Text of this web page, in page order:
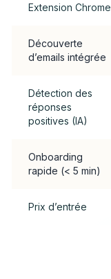
Extension Chrome
Découverte
d’emails intégrée
Détection des
réponses
positives (IA)
Onboarding
rapide (< 5 min)
Prix d’entrée